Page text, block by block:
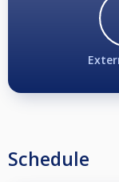
Avanmälan på grund
lottningen är utförd, ca
Görs ingen avanmälan
För övrig information
Schedule